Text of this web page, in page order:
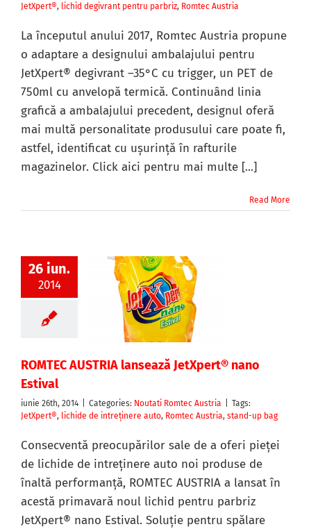
JetXpert®, lichid degivrant pentru parbriz, Romtec Austria
La începutul anului 2017, Romtec Austria propune
o adaptare a designului ambalajului pentru
JetXpert® degivrant –35°C cu trigger, un PET de
750ml cu anvelopă termică. Continuând linia
grafică a ambalajului precedent, designul oferă
mai multă personalitate produsului care poate fi,
astfel, identificat cu ușurință în rafturile
magazinelor. Click aici pentru mai multe [...]
Read More
26 iun.
2014
ROMTEC AUSTRIA lansează JetXpert® nano
Estival
iunie 26th, 2014 Categories: Noutati Romtec Austria
Tags:
JetXpert®, lichide de intreţinere auto, Romtec Austria, stand-up bag
Consecventă preocupărilor sale de a oferi pieţei
de lichide de intreţinere auto noi produse de
înaltă performanţă, ROMTEC AUSTRIA a lansat în
acestă primavară noul lichid pentru parbriz
JetXpert® nano Estival. Soluţie pentru spălare